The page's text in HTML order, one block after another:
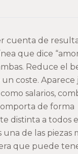
cuenta de
que dice
Reduce el
coste.
salarios,
de forma
distinta a todos
de las piezas
que puede